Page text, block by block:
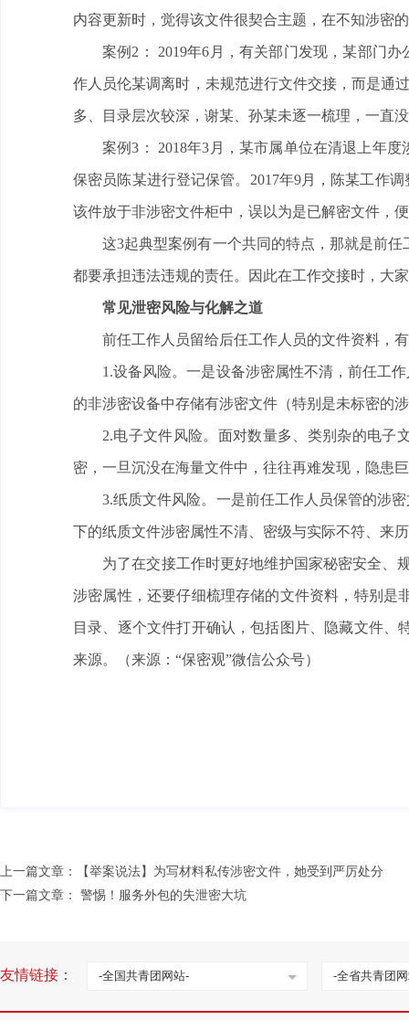
内容更新时，觉得该文件很契合主题，在不知涉密
案例2： 2019年6月，有关部门发现，某部门
作人员伦某调离时，未规范进行文件交接，而是通
多、目录层次较深，谢某、孙某未逐一梳理，一直
案例3： 2018年3月，某市属单位在清退上年
保密员陈某进行登记保管。2017年9月，陈某工作
该件放于非涉密文件柜中，误以为是已解密文件，
这3起典型案例有一个共同的特点，那就是前
都要承担违法违规的责任。因此在工作交接时，大
常见泄密风险与化解之道
前任工作人员留给后任工作人员的文件资料，
1.设备风险。一是设备涉密属性不清，前任工
的非涉密设备中存储有涉密文件（特别是未标密的
2.电子文件风险。面对数量多、类别杂的电子
密，一旦沉没在海量文件中，往往再难发现，隐患
3.纸质文件风险。一是前任工作人员保管的涉
下的纸质文件涉密属性不清、密级与实际不符、来
为了在交接工作时更好地维护国家秘密安全、
涉密属性，还要仔细梳理存储的文件资料，特别是
目录、逐个文件打开确认，包括图片、隐藏文件
来源。（来源： “保密观”微信公众号）
上一篇文章：
【举案说法】为写材料私传涉密文件，她受到严厉处分
下一篇文章：
警惕！服务外包的失泄密大坑
友情链接： -全国共青团网站- -全省共青团